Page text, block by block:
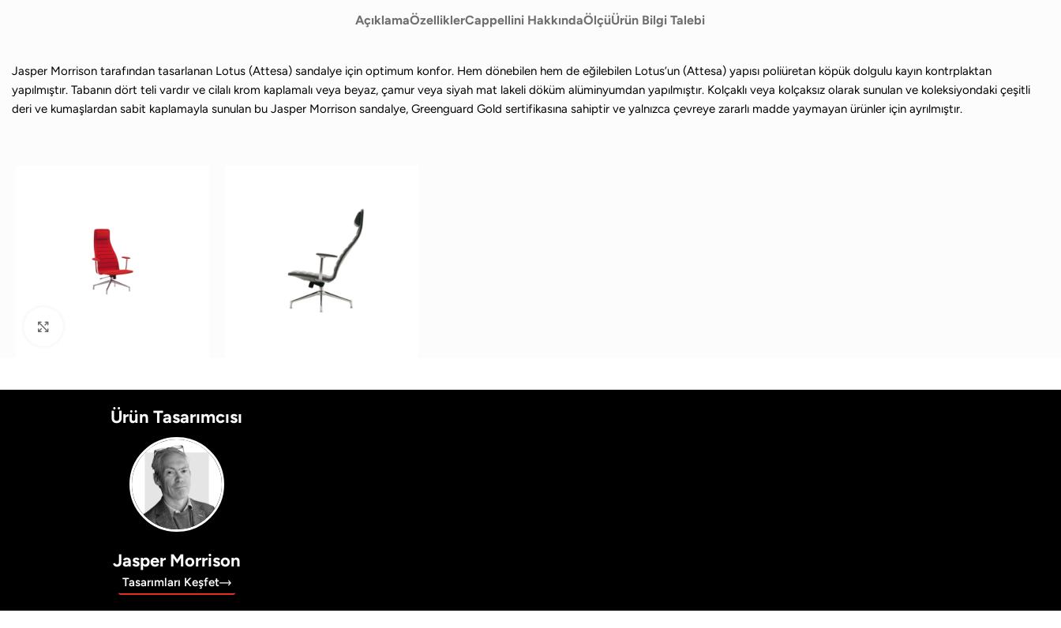
AçıklamaÖzelliklerCappellini HakkındaÖlçüÜrün Bilgi Talebi
Jasper Morrison tarafından tasarlanan Lotus (Attesa) sandalye için optimum konfor. Hem dönebilen hem de eğilebilen Lotus’un (Attesa) yapısı poliüretan köpük dolgulu kayın kontrplaktan
yapılmıştır. Tabanın dört teli vardır ve cilalı krom kaplamalı veya beyaz, çamur veya siyah mat lakeli döküm alüminyumdan yapılmıştır. Kolçaklı veya kolçaksız olarak sunulan ve koleksiyondaki çeşitli
deri ve kumaşlardan sabit kaplamayla sunulan bu Jasper Morrison sandalye, Greenguard Gold sertifikasına sahiptir ve yalnızca çevreye zararlı madde yaymayan ürünler için ayrılmıştır.
Ürün Tasarımcısı
Jasper Morrison
Tasarımları Keşfet